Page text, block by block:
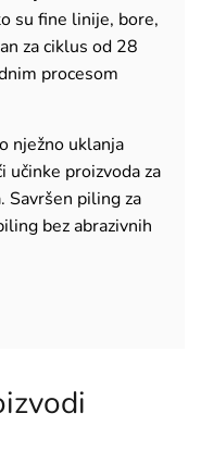
su fine linije, bore,
za ciklus od 28
procesom
nježno uklanja
učinke proizvoda za
Savršen piling za
bez abrazivnih